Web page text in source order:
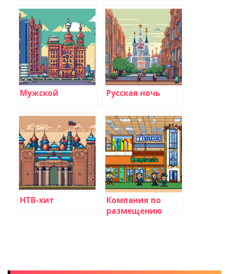
Мужской Русская ночь
НТВ-хит
Компания по
размещению